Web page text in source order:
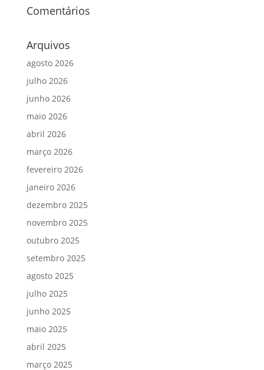
Comentários
Arquivos
agosto 2026
julho 2026
junho 2026
maio 2026
abril 2026
março 2026
fevereiro 2026
janeiro 2026
dezembro 2025
novembro 2025
outubro 2025
setembro 2025
agosto 2025
julho 2025
junho 2025
maio 2025
abril 2025
março 2025